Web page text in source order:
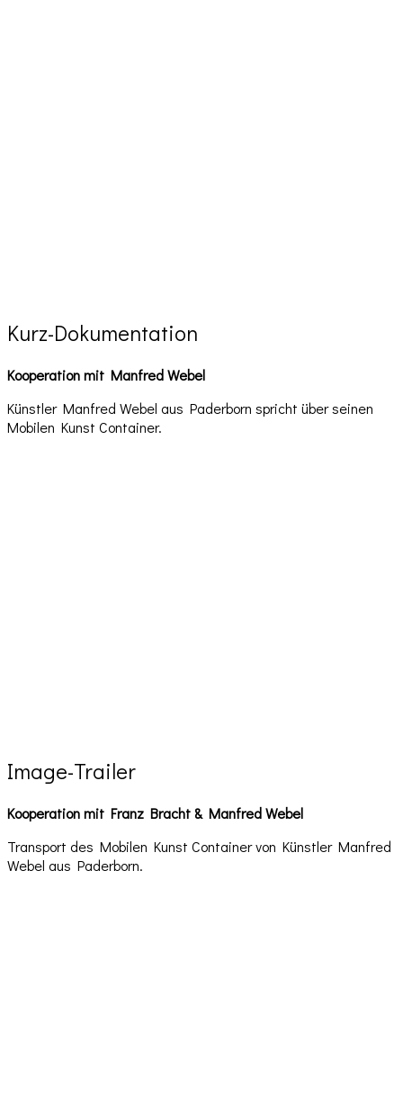
Kurz-Dokumentation
Kooperation mit Manfred Webel
Künstler Manfred Webel aus Paderborn spricht über seinen
Mobilen Kunst Container.
Image-Trailer
Kooperation mit Franz Bracht & Manfred Webel
Transport des Mobilen Kunst Container von Künstler Manfred
Webel aus Paderborn.